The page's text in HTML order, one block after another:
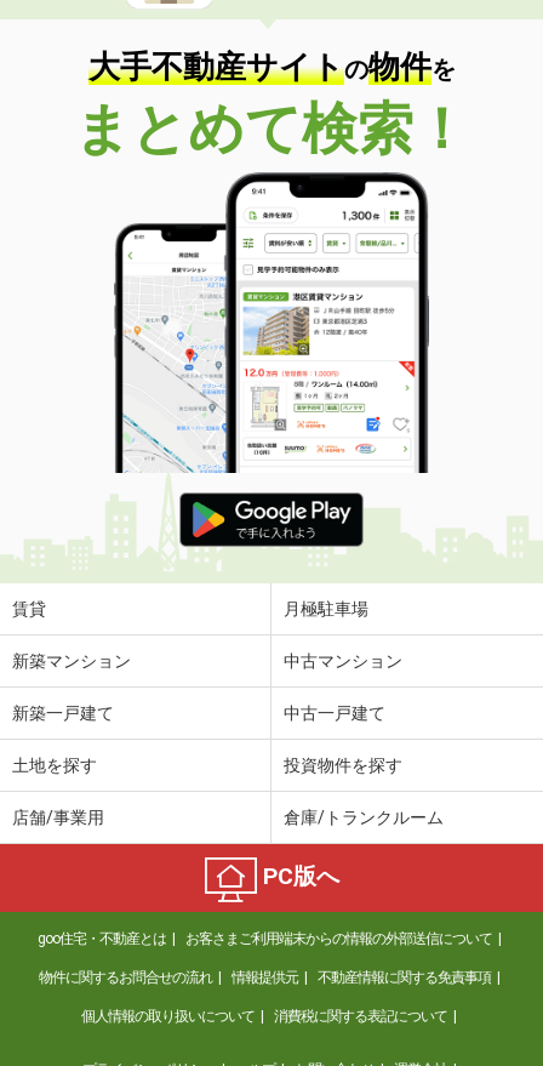
大手不動産サイトの物件を
まとめて検索！
賃貸 月極駐車場
新築マンション 中古マンション
新築一戸建て 中古一戸建て
土地を探す 投資物件を探す
店舗/事業用 倉庫/トランクルーム
PC版へ
goo住宅・不動産とは お客さまご利用端末からの情報の外部送信について
物件に関するお問合せの流れ 情報提供元 不動産情報に関する免責事項
個人情報の取り扱いについて 消費税に関する表記について